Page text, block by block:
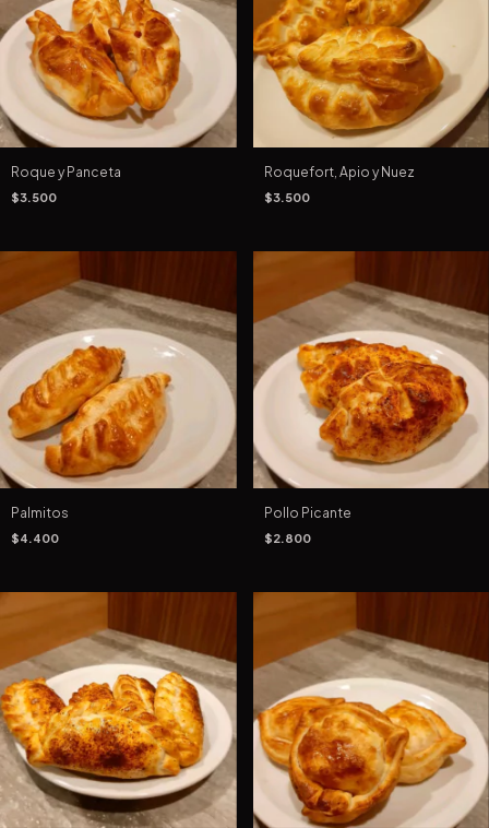
Roque y Panceta
$3.500
Roquefort, Apio y Nuez
$3.500
Palmitos
$4.400
Pollo Picante
$2.800